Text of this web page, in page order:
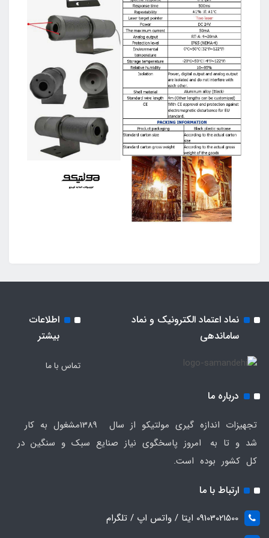
نماد اعتماد الکترونیک و نماد
ساماندهی
اطلاعات
بیشتر
تماس با ما
درباره ما
تجهیزات اندازه گیری مولتیکو از سال 1389مشغول به کار
شد و تا به امروز پاسخگوی نیاز صنایع سبک و سنگین در
کل کشور بوده است.
ارتباط با ما
09103021500 ایتا / واتس اپ / تلگرام